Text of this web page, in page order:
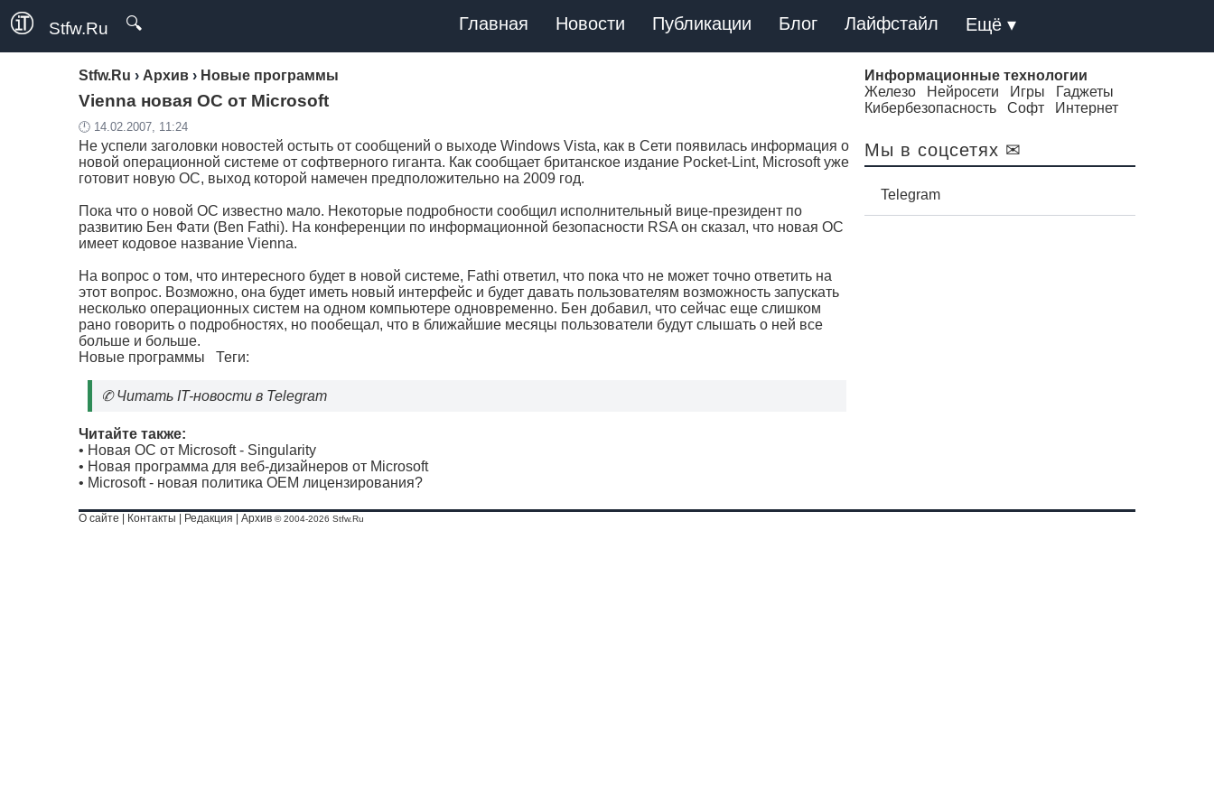
Stfw.Ru 🔍 Главная Новости Публикации Блог Лайфстайл Ещё ▾
Stfw.Ru › Архив › Новые программы
Vienna новая ОС от Microsoft
🕛 14.02.2007, 11:24
Не успели заголовки новостей остыть от сообщений о выходе Windows Vista, как в Сети появилась информация о
новой операционной системе от софтверного гиганта. Как сообщает британское издание Pocket-Lint, Microsoft уже
готовит новую ОС, выход которой намечен предположительно на 2009 год.
Пока что о новой ОС известно мало. Некоторые подробности сообщил исполнительный вице-президент по
развитию Бен Фати (Ben Fathi). На конференции по информационной безопасности RSA он сказал, что новая ОС
имеет кодовое название Vienna.
На вопрос о том, что интересного будет в новой системе, Fathi ответил, что пока что не может точно ответить на
этот вопрос. Возможно, она будет иметь новый интерфейс и будет давать пользователям возможность запускать
несколько операционных систем на одном компьютере одновременно. Бен добавил, что сейчас еще слишком
рано говорить о подробностях, но пообещал, что в ближайшие месяцы пользователи будут слышать о ней все
больше и больше.
Новые программы Теги:
✆Читать IT-новости в Telegram
Читайте также:
• Новая OC от Microsoft - Singularity
• Новая программа для веб-дизайнеров от Microsoft
• Microsoft - новая политика OEM лицензирования?
Информационные технологии
Железо
Нейросети Игры
Гаджеты
Кибербезопасность
Софт Интернет
Мы в соцсетях ✉
Telegram
О сайте Контакты Редакция Архив © 2004-2026 Stfw.Ru